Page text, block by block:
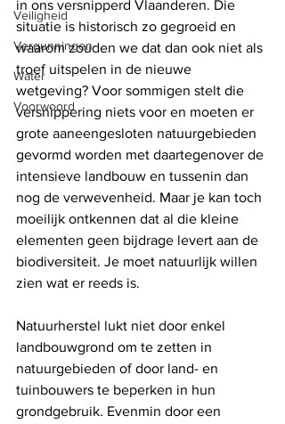
Veiligheid
Vergunningen
Water
Voorwoord
in ons versnipperd Vlaanderen. Die
situatie is historisch zo gegroeid en
waarom zouden we dat dan ook niet als
troef uitspelen in de nieuwe
wetgeving? Voor sommigen stelt die
versnippering niets voor en moeten er
grote aaneengesloten natuurgebieden
gevormd worden met daartegenover de
intensieve landbouw en tussenin dan
nog de verwevenheid. Maar je kan toch
moeilijk ontkennen dat al die kleine
elementen geen bijdrage levert aan de
biodiversiteit. Je moet natuurlijk willen
zien wat er reeds is.
Natuurherstel lukt niet door enkel
landbouwgrond om te zetten in
natuurgebieden of door land- en
tuinbouwers te beperken in hun
grondgebruik. Evenmin door een